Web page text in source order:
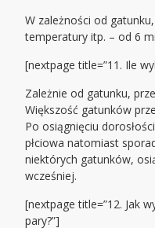
W zależności od
temperatury itp. – od 6
[nextpage title=”11. Ile
Zależnie od gatunku,
Większość gatunków
Po osiągnięciu
płciowa natomiast
niektórych gatunków,
wcześniej.
[nextpage title=”12. Jak
pary?”]